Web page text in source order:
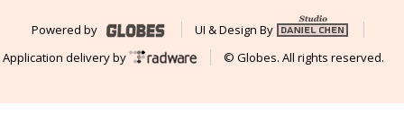
Powered by
UI & Design By
Application delivery by
© Globes. All rights reserved.